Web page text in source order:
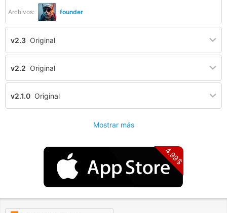
Archivos: founder
v2.3 Original
v2.2 Original
v2.1.0 Original
Mostrar más
4.99$